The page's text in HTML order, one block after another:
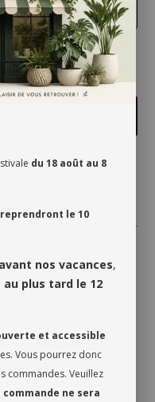
Partager
heures de soleil
commence à
humide, mais jamais
du 18 août au 8
le 10
avant nos vacances,
au plus tard le 12
et accessible
Vous pourrez donc
commandes. Veuillez
ne sera